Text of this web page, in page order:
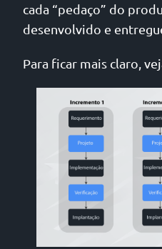
cada “pedaço” do
desenvolvido e
Para ficar mais claro,